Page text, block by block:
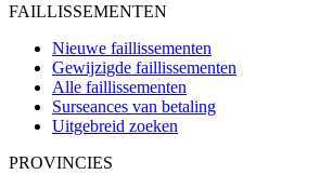
FAILLISSEMENTEN
Nieuwe faillissementen
Gewijzigde faillissementen
Alle faillissementen
Surseances van betaling
Uitgebreid zoeken
PROVINCIES